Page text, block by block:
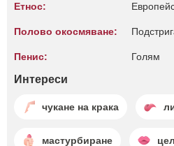
Етнос:
Полово окосмяване:
Пенис: Голям
Интереси
чукане на крака
мастурбиране